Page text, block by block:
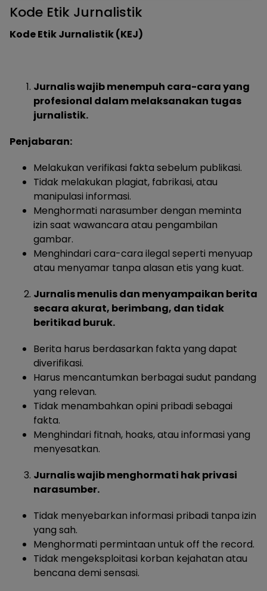
Kode Etik Jurnalistik
Kode Etik Jurnalistik (KEJ)
Jurnalis wajib menempuh cara-cara yang
profesional dalam melaksanakan tugas
jurnalistik.
Penjabaran:
Melakukan verifikasi fakta sebelum publikasi.
Tidak melakukan plagiat, fabrikasi, atau
manipulasi informasi.
Menghormati narasumber dengan meminta
izin saat wawancara atau pengambilan
gambar.
Menghindari cara-cara ilegal seperti menyuap
atau menyamar tanpa alasan etis yang kuat.
Jurnalis menulis dan menyampaikan berita
secara akurat, berimbang, dan tidak
beritikad buruk.
Berita harus berdasarkan fakta yang dapat
diverifikasi.
Harus mencantumkan berbagai sudut pandang
yang relevan.
Tidak menambahkan opini pribadi sebagai
fakta.
Menghindari fitnah, hoaks, atau informasi yang
menyesatkan.
Jurnalis wajib menghormati hak privasi
narasumber.
Tidak menyebarkan informasi pribadi tanpa izin
yang sah.
Menghormati permintaan untuk off the record.
Tidak mengeksploitasi korban kejahatan atau
bencana demi sensasi.